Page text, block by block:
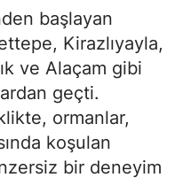
başlayan
Kirazlıyayla,
ve Alaçam gibi
geçti.
ormanlar,
koşulan
bir deneyim